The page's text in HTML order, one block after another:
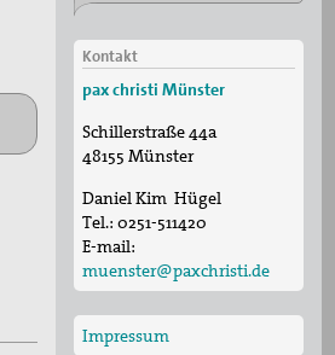
Kontakt
pax christi Münster
Schillerstraße 44a
48155 Münster
Daniel Kim Hügel
Tel.: 0251-511420
E-mail:
muenster@paxchristi.de
Impressum